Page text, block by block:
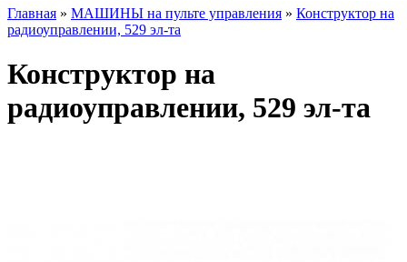
Главная » МАШИНЫ на пульте управления » Конструктор на
радиоуправлении, 529 эл-та
Конструктор на
радиоуправлении, 529 эл-та